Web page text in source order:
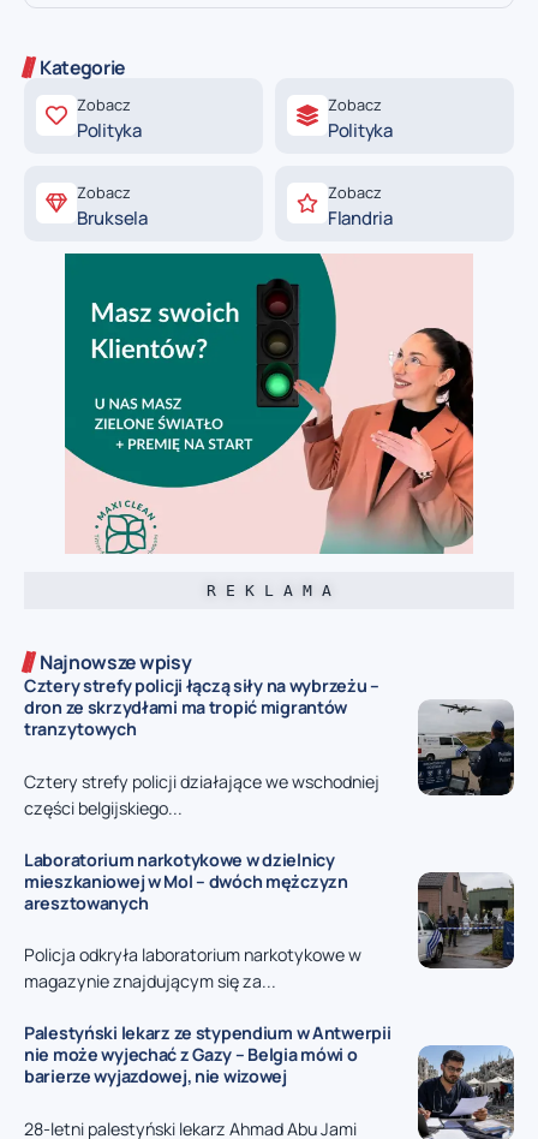
Kategorie
Zobacz
Polityka
Zobacz
Polityka
Zobacz
Bruksela
Zobacz
Flandria
R E K L A M A
Najnowsze wpisy
Cztery strefy policji łączą siły na wybrzeżu –
dron ze skrzydłami ma tropić migrantów
tranzytowych
Cztery strefy policji działające we wschodniej
części belgijskiego...
Laboratorium narkotykowe w dzielnicy
mieszkaniowej w Mol – dwóch mężczyzn
aresztowanych
Policja odkryła laboratorium narkotykowe w
magazynie znajdującym się za...
Palestyński lekarz ze stypendium w Antwerpii
nie może wyjechać z Gazy – Belgia mówi o
barierze wyjazdowej, nie wizowej
28-letni palestyński lekarz Ahmad Abu Jami